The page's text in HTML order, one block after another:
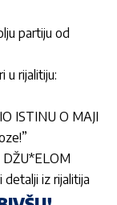
partiju od
u rijalitiju:
ISTINU O MAJI
detalji iz rijalitija